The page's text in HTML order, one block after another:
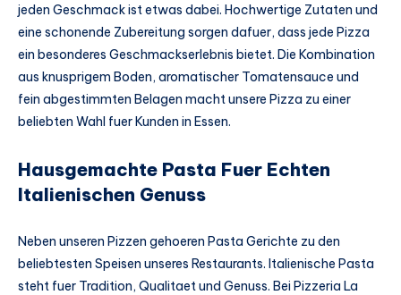
jeden Geschmack ist etwas dabei. Hochwertige Zutaten und
eine schonende Zubereitung sorgen dafuer, dass jede Pizza
ein besonderes Geschmackserlebnis bietet. Die Kombination
aus knusprigem Boden, aromatischer Tomatensauce und
fein abgestimmten Belagen macht unsere Pizza zu einer
beliebten Wahl fuer Kunden in Essen.
Hausgemachte Pasta Fuer Echten
Italienischen Genuss
Neben unseren Pizzen gehoeren Pasta Gerichte zu den
beliebtesten Speisen unseres Restaurants. Italienische Pasta
steht fuer Tradition, Qualitaet und Genuss. Bei Pizzeria La